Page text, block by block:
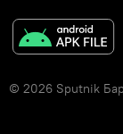
© 2026 Sputnik